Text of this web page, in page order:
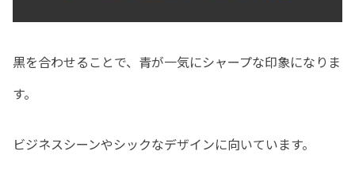
黒を合わせることで、青が一気にシャープな印象になりま
す。
ビジネスシーンやシックなデザインに向いています。